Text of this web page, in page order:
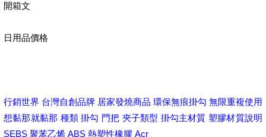
開箱文
日用品價格
行銷世界 台灣自創品牌 居家發燒商品 環保無痕掛勾 無限重複使用
想黏那就黏那 種類 掛勾 門把 夾子類型 掛勾主材質 塑膠材質說明
SEBS 聚苯乙烯 ABS 熱塑性橡膠 Acr